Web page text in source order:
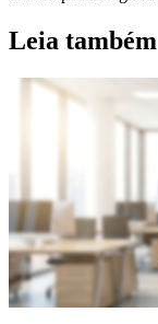
Leia também